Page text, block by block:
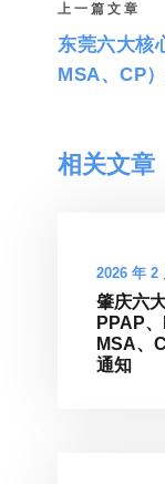
上一篇文章
东莞六大核
MSA、CP
相关文章
2026 年 2
肇庆六
PPAP
MSA、
通知